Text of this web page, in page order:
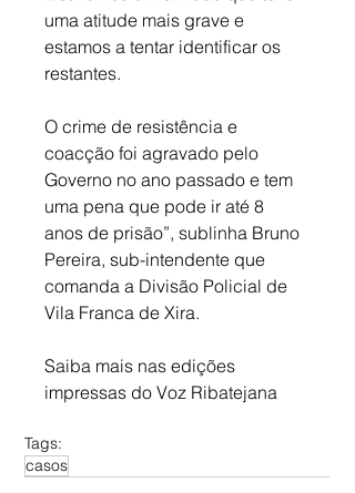
uma atitude mais grave e
estamos a tentar identificar os
restantes.
O crime de resistência e
coacção foi agravado pelo
Governo no ano passado e tem
uma pena que pode ir até 8
anos de prisão”, sublinha Bruno
Pereira, sub-intendente que
comanda a Divisão Policial de
Vila Franca de Xira.
Saiba mais nas edições
impressas do Voz Ribatejana
Tags:
casos